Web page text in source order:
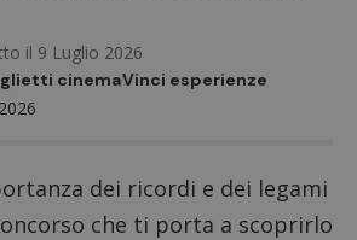
il 9 Luglio 2026
cinemaVinci esperienze
dei ricordi e dei legami
che ti porta a scoprirlo